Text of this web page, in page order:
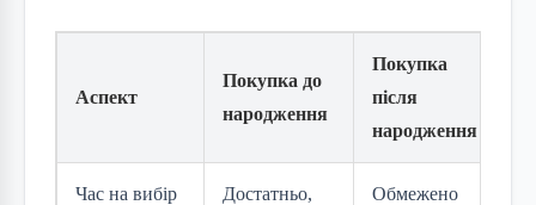
Аспект
Покупка до
народження
Покупка
після
народження
Час на вибір
Достатньо,
Обмежено